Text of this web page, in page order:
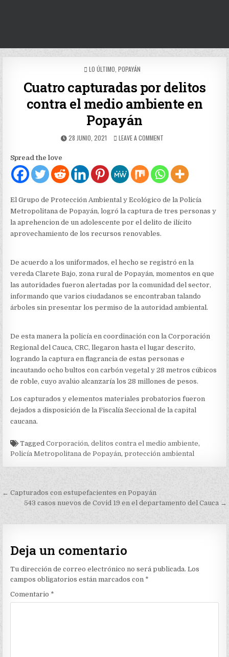
POSTED
LO ÚLTIMO POPAYÁN
Cuatro capturadas por delitos
contra el medio ambiente en
Popayán
PUBLISHED
28 JUNIO, 2021 LEAVE A COMMENTON
DELITOS
CONTRA
MEDIO
AMBIENTE
EN
POPAYÁN
Spread the love
El Grupo de Protección Ambiental y Ecológico de la Policía
Metropolitana de Popayán, logró la captura de tres personas y
la aprehencion de un adolescente por el delito de ilícito
aprovechamiento de los recursos renovables.
De acuerdo a los uniformados, el hecho se registró en la
vereda Clarete Bajo, zona rural de Popayán, momentos en que
las autoridades fueron alertadas por la comunidad del sector,
informando que varios ciudadanos se encontraban talando
árboles sin presentar los permiso de la autoridad ambiental.
De esta manera la policía en coordinación con la Corporación
Regional del Cauca, CRC, llegaron hasta el lugar descrito,
logrando la captura en flagrancia de estas personas e
incautando ocho bultos con carbón vegetal y 28 metros cúbicos
de roble, cuyo avalúo alcanzaría los 28 millones de pesos.
Los capturados y elementos materiales probatorios fueron
dejados a disposición de la Fiscalía Seccional de la capital
caucana.
TaggedCorporación,delitos contra el medio ambiente,
Policía Metropolitana de Popayán,protección ambiental
Navegación
entradas
← Capturados con estupefacientes en Popayán
543 casos nuevos de Covid 19 en el departamento del Cauca →
Deja un comentario
Tu dirección de correo electrónico no será publicada. Los
campos obligatorios están marcados con *
Comentario *